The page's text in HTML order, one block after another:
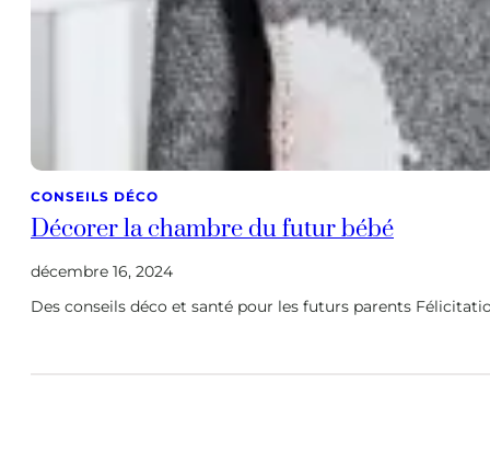
CONSEILS DÉCO
Décorer la chambre du futur bébé
décembre 16, 2024
Des conseils déco et santé pour les futurs parents